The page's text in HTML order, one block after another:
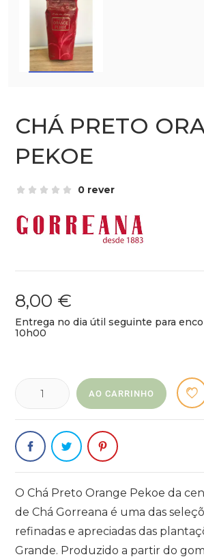
CHÁ PRETO
PEKOE
0 rever
8,00 €
Entrega no dia útil seguinte para
10h00
AO CARRINHO
O Chá Preto Orange Pekoe da
de Chá Gorreana é uma das
refinadas e apreciadas das
Grande. Produzido a partir do